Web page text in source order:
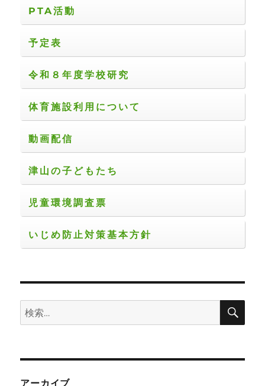
PTA活動
予定表
令和８年度学校研究
体育施設利用について
動画配信
津山の子どもたち
児童環境調査票
いじめ防止対策基本方針
検
索:
検
アーカイブ